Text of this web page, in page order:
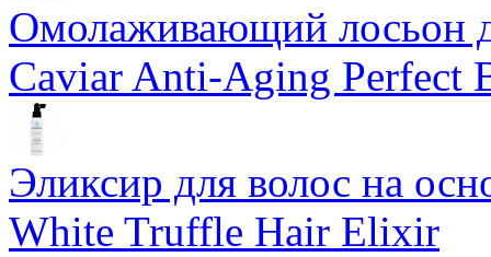
Омолаживающий лосьон
Caviar Anti-Aging Perfect
Эликсир для волос на
White Truffle Hair Elixir